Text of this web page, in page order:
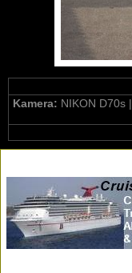
Kamera: NIKON D70s |